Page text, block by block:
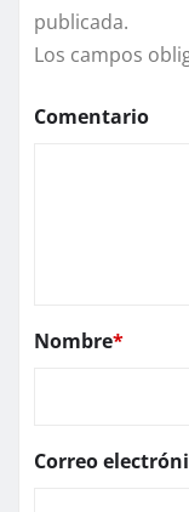
publicada.
Los campos
Comentario
Nombre*
Correo